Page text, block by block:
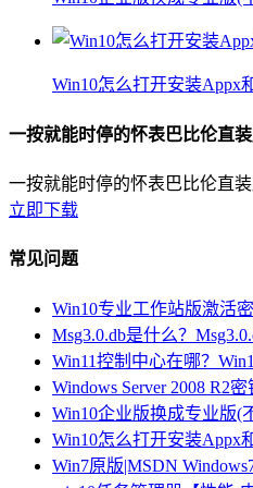
Win10怎么打开安装Appx
一按就能时停的怀表巴比伦直
一按就能时停的怀表巴比伦直
立即下载
常见问题
Win10专业工作站版激活
Msg3.0.db是什么？
Win11控制中心在哪？
Windows Server 2008 R2
Win10企业版换成专业版(
Win10怎么打开安装Appx
Win7原版|MSDN